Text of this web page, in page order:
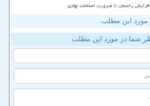
راندمان تا ضرورت اصلاحات نهادی
مورد این مطلب
شما در مورد این مطلب